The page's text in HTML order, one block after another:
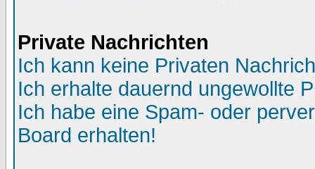
Private Nachrichten
Ich kann keine Privaten
Ich erhalte dauernd ungewollte
Ich habe eine Spam- oder
Board erhalten!